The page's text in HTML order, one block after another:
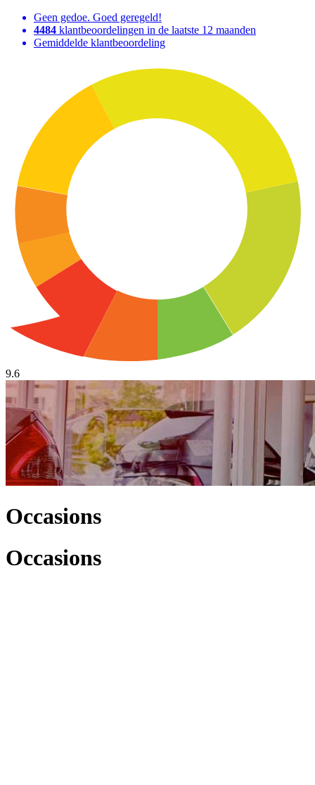
Geen gedoe. Goed geregeld!
4484 klantbeoordelingen in de laatste 12 maanden
Gemiddelde klantbeoordeling
9.6
Occasions
Occasions